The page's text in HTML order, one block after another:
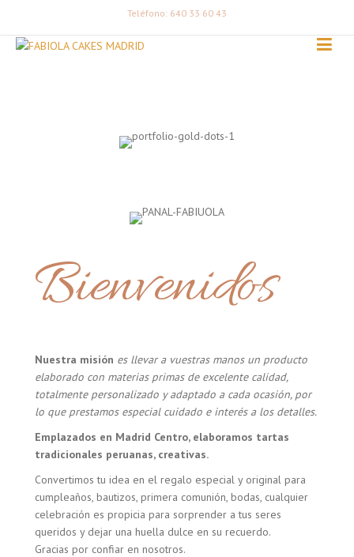
Teléfono: 640 33 60 43
Bienvenidos
Nuestra misión es llevar a vuestras manos un producto
elaborado con materias primas de excelente calidad,
totalmente personalizado y adaptado a cada ocasión, por
lo que prestamos especial cuidado e interés a los detalles.
Emplazados en Madrid Centro, elaboramos tartas
tradicionales peruanas, creativas.
Convertimos tu idea en el regalo especial y original para
cumpleaños, bautizos, primera comunión, bodas, cualquier
celebración es propicia para sorprender a tus seres
queridos y dejar una huella dulce en su recuerdo.
Gracias por confiar en nosotros.